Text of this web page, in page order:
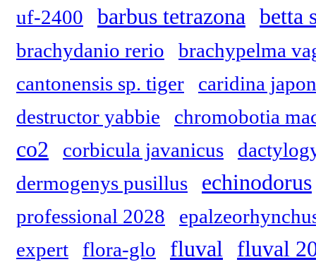
uf-2400
barbus tetrazona betta
brachydanio rerio
brachypelma
cantonensis sp. tiger
caridina
destructor yabbie
chromobotia
co2 corbicula javanicus
dermogenys pusillus
echinodorus
professional 2028
expert
flora-glo fluval fluval